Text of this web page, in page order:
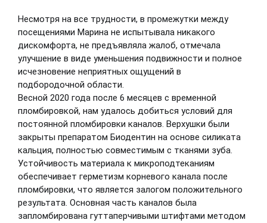
Несмотря на все трудности, в промежутки между
посещениями Марина не испытывала никакого
дискомфорта, не предъявляла жалоб, отмечала
улучшение в виде уменьшения подвижности и полное
исчезновение неприятных ощущений в
подбородочной области.
Весной 2020 года после 6 месяцев с временной
пломбировкой, нам удалось добиться условий для
постоянной пломбировки каналов. Верхушки были
закрыты препаратом Биодентин на основе силиката
кальция, полностью совместимым с тканями зуба.
Устойчивость материала к микроподтеканиям
обеспечивает герметизм корневого канала после
пломбировки, что является залогом положительного
результата. Основная часть каналов была
запломбирована гуттаперчивыми штифтами методом